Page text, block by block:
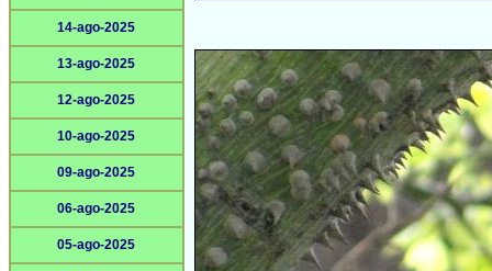
14-ago-2025
13-ago-2025
12-ago-2025
10-ago-2025
09-ago-2025
06-ago-2025
05-ago-2025